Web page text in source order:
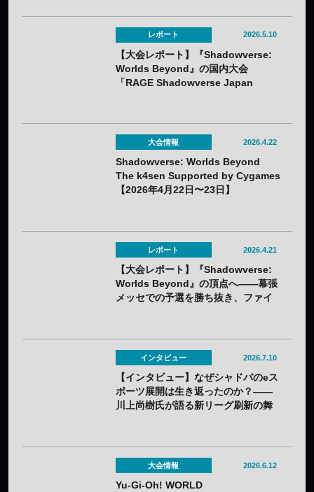
レポート 2026.5.10
【大会レポート】『Shadowverse:
Worlds Beyond』の国内大会
「RAGE Shadowverse Japan
大会情報 2026.4.22
Shadowverse: Worlds Beyond
The k4sen Supported by Cygames
【2026年4月22日〜23日】
レポート 2026.4.21
【大会レポート】『Shadowverse:
Worlds Beyond』の頂点へ——幕張
メッセでの予選を勝ち抜き、ファイ
インタビュー 2026.7.10
【インタビュー】なぜシャドバのeス
ポーツ展開は生き返ったのか？——
川上尚樹氏が語る新リーグ刷新の舞
大会情報 2026.6.12
Yu-Gi-Oh! WORLD